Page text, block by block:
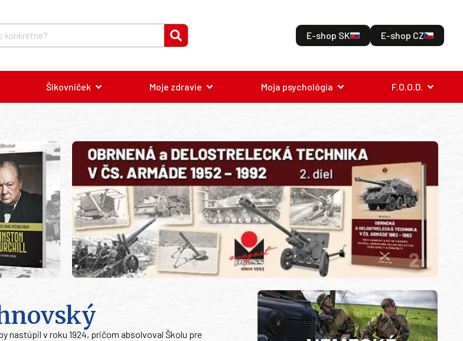
E-shop SK E-shop CZ
Šikovníček Moje zdravie Moja psychológia F.O.O.D.
nastúpil v roku 1924, pričom absolvoval Školu pre